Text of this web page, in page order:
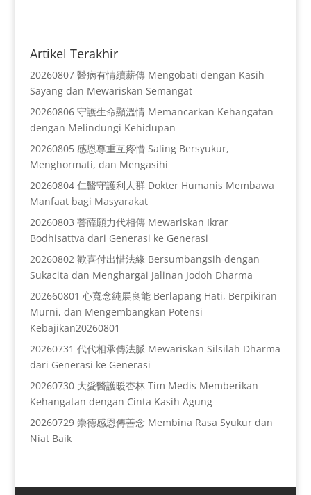
Artikel Terakhir
20260807 醫病有情續薪傳 Mengobati dengan Kasih
Sayang dan Mewariskan Semangat
20260806 守護生命顯溫情 Memancarkan Kehangatan
dengan Melindungi Kehidupan
20260805 感恩尊重互疼惜 Saling Bersyukur,
Menghormati, dan Mengasihi
20260804 仁醫守護利人群 Dokter Humanis Membawa
Manfaat bagi Masyarakat
20260803 菩薩願力代相傳 Mewariskan Ikrar
Bodhisattva dari Generasi ke Generasi
20260802 歡喜付出惜法緣 Bersumbangsih dengan
Sukacita dan Menghargai Jalinan Jodoh Dharma
202660801 心寬念純展良能 Berlapang Hati, Berpikiran
Murni, dan Mengembangkan Potensi
Kebajikan20260801
20260731 代代相承傳法脈 Mewariskan Silsilah Dharma
dari Generasi ke Generasi
20260730 大愛醫護暖杏林 Tim Medis Memberikan
Kehangatan dengan Cinta Kasih Agung
20260729 崇德感恩傳善念 Membina Rasa Syukur dan
Niat Baik